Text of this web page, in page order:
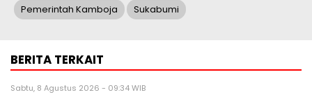
Pemerintah Kamboja Sukabumi
BERITA TERKAIT
Sabtu, 8 Agustus 2026 - 09:34 WIB